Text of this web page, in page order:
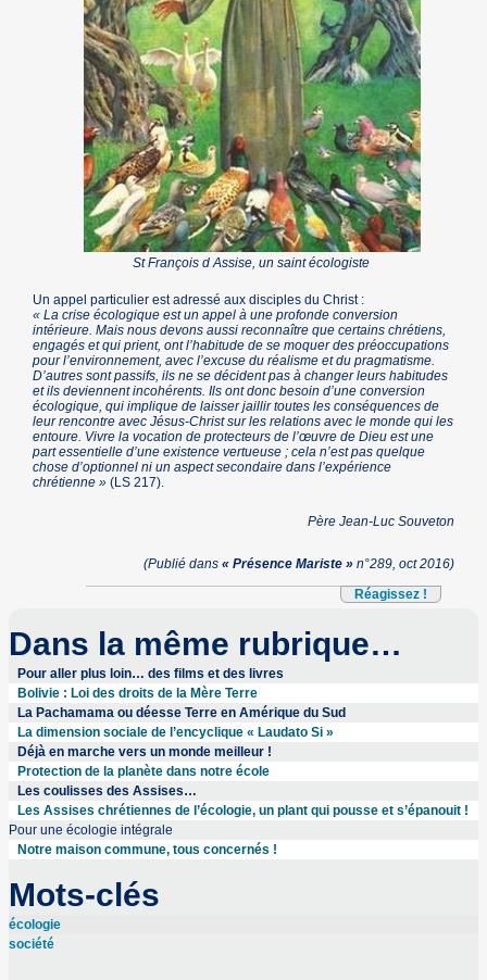
St François d Assise, un saint écologiste
Un appel particulier est adressé aux disciples du Christ :
« La crise écologique est un appel à une profonde conversion
intérieure. Mais nous devons aussi reconnaître que certains chrétiens,
engagés et qui prient, ont l’habitude de se moquer des préoccupations
pour l’environnement, avec l’excuse du réalisme et du pragmatisme.
D’autres sont passifs, ils ne se décident pas à changer leurs habitudes
et ils deviennent incohérents. Ils ont donc besoin d’une conversion
écologique, qui implique de laisser jaillir toutes les conséquences de
leur rencontre avec Jésus-Christ sur les relations avec le monde qui les
entoure. Vivre la vocation de protecteurs de l’œuvre de Dieu est une
part essentielle d’une existence vertueuse ; cela n’est pas quelque
chose d’optionnel ni un aspect secondaire dans l’expérience
chrétienne » (LS 217).
Père Jean-Luc Souveton
(Publié dans « Présence Mariste »n°289, oct 2016)
Réagissez !
Dans la même rubrique…
Pour aller plus loin… des films et des livres
Bolivie : Loi des droits de la Mère Terre
La Pachamama ou déesse Terre en Amérique du Sud
La dimension sociale de l’encyclique « Laudato Si »
Déjà en marche vers un monde meilleur !
Protection de la planète dans notre école
Les coulisses des Assises…
Les Assises chrétiennes de l’écologie, un plant qui pousse et s’épanouit !
Pour une écologie intégrale
Notre maison commune, tous concernés !
Mots-clés
écologie
société